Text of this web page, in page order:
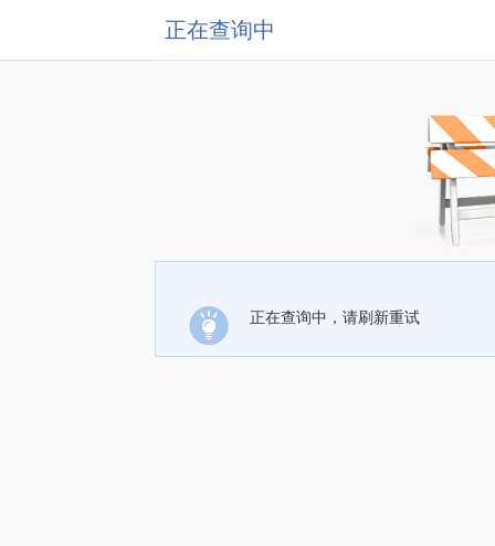
正在查询中
正在查询中，请刷新重试